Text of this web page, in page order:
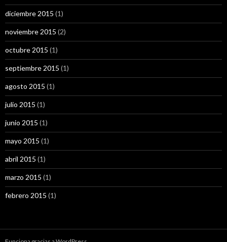
diciembre 2015 (1)
noviembre 2015 (2)
octubre 2015 (1)
septiembre 2015 (1)
agosto 2015 (1)
julio 2015 (1)
junio 2015 (1)
mayo 2015 (1)
abril 2015 (1)
marzo 2015 (1)
febrero 2015 (1)